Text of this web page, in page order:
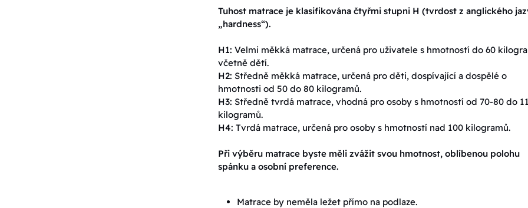
Tuhost matrace je klasifikována čtyřmi stupni H (tvrdost z anglického
„hardness“).
H1: Velmi měkká matrace, určená pro uživatele s hmotností do 60
včetně dětí.
H2: Středně měkká matrace, určená pro děti, dospívající a dospělé o
hmotnosti od 50 do 80 kilogramů.
H3: Středně tvrdá matrace, vhodná pro osoby s hmotností od 70-80 do
kilogramů.
H4: Tvrdá matrace, určená pro osoby s hmotností nad 100 kilogramů.
Při výběru matrace byste měli zvážit svou hmotnost, oblíbenou polohu
spánku a osobní preference.
Matrace by neměla ležet přímo na podlaze.